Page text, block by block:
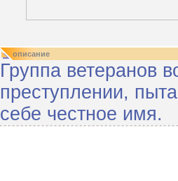
описание
Группа ветеранов
преступлении,
себе честное имя.